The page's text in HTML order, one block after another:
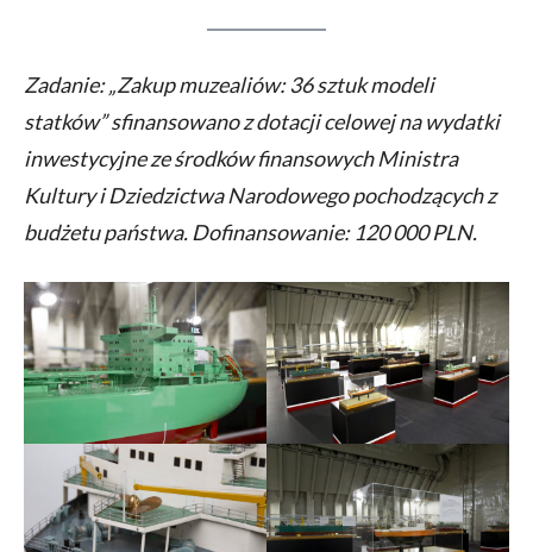
Zadanie: „Zakup muzealiów: 36 sztuk modeli
statków” sfinansowano z dotacji celowej na wydatki
inwestycyjne ze środków finansowych Ministra
Kultury i Dziedzictwa Narodowego pochodzących z
budżetu państwa. Dofinansowanie: 120 000 PLN.